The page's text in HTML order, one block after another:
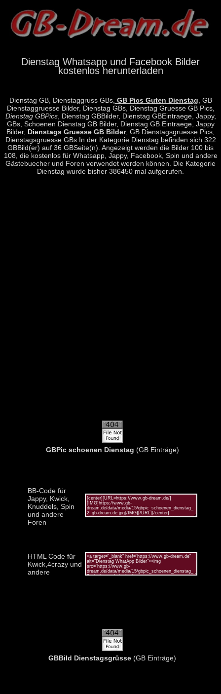
Dienstag Whatsapp und Facebook Bilder
kostenlos herunterladen
Dienstag GB, Dienstaggruss GBs, GB Pics Guten Dienstag , GB
Dienstaggruesse Bilder, Dienstag GBs, Dienstag Gruesse GB Pics,
Dienstag GBPics, Dienstag GBBilder, Dienstag GBEintraege, Jappy,
GBs, Schoenen Dienstag GB Bilder, Dienstag GB Eintraege, Jappy
Bilder, Dienstags Gruesse GB Bilder, GB Dienstagsgruesse Pics,
Dienstagsgruesse GBs In der Kategorie Dienstag befinden sich 322
GBBild(er) auf 36 GBSeite(n). Angezeigt werden die Bilder 100 bis
108, die kostenlos für Whatsapp, Jappy, Facebook, Spin und andere
Gästebuecher und Foren verwendet werden können. Die Kategorie
Dienstag wurde bisher 386450 mal aufgerufen.
GBPic schoenen Dienstag (GB Einträge)
BB-Code für
Jappy, Kwick,
Knuddels, Spin
und andere
Foren
HTML Code für
Kwick,4crazy und
andere
GBBild Dienstagsgrüsse (GB Einträge)